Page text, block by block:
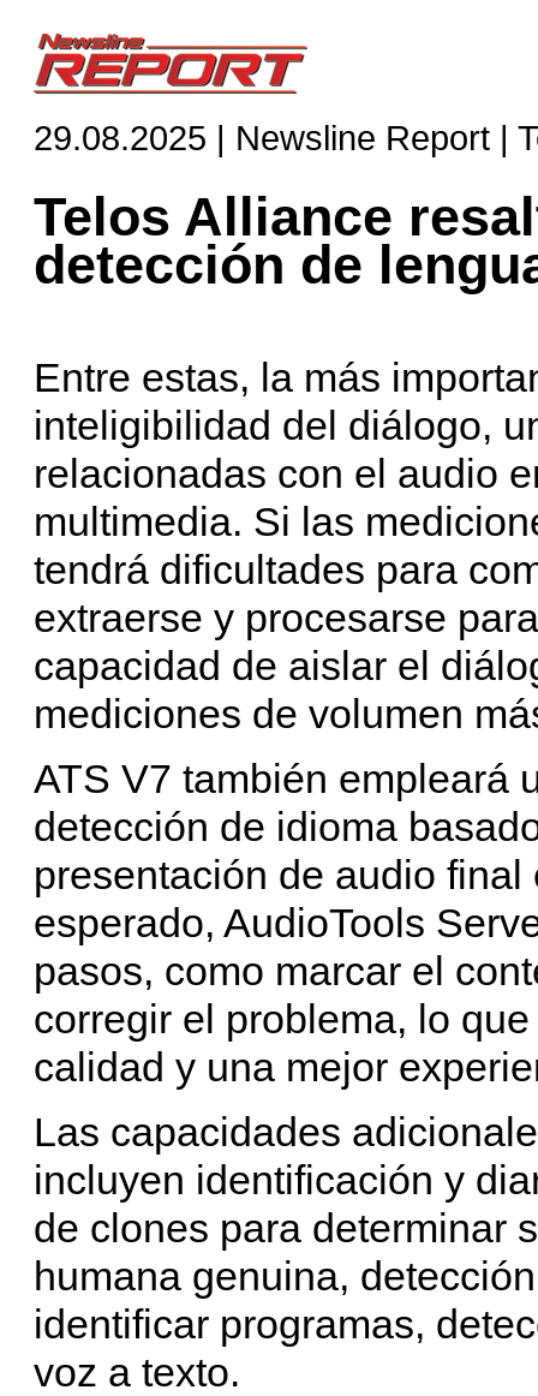
29.08.2025 | Newsline Report |
Telos Alliance
detección de
Entre estas, la más
inteligibilidad del diálogo,
relacionadas con el audio
multimedia. Si las
tendrá dificultades para
extraerse y procesarse
capacidad de aislar el
mediciones de volumen
ATS V7 también empleará
detección de idioma
presentación de audio
esperado, AudioTools
pasos, como marcar el
corregir el problema, lo
calidad y una mejor
Las capacidades
incluyen identificación y
de clones para determinar
humana genuina,
identificar programas,
voz a texto.